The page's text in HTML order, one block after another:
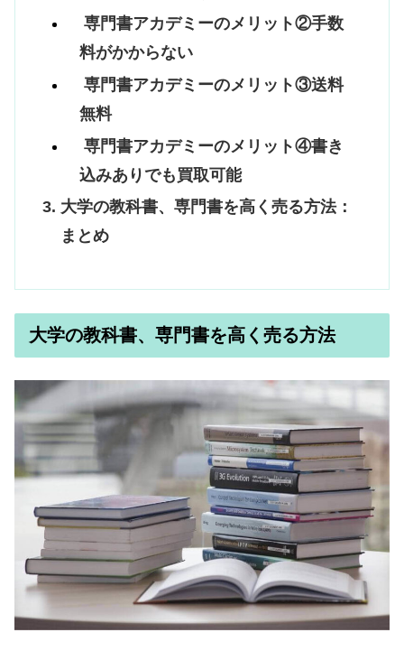
専門書アカデミーのメリット②手数
料がかからない
専門書アカデミーのメリット③送料
無料
専門書アカデミーのメリット④書き
込みありでも買取可能
大学の教科書、専門書を高く売る方法：
まとめ
大学の教科書、専門書を高く売る方法